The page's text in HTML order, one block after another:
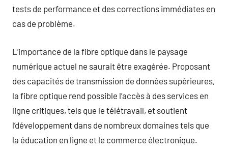
tests de performance et des corrections immédiates en
cas de problème.
L’importance de la fibre optique dans le paysage
numérique actuel ne saurait être exagérée. Proposant
des capacités de transmission de données supérieures,
la fibre optique rend possible l’accès à des services en
ligne critiques, tels que le télétravail, et soutient
l’développement dans de nombreux domaines tels que
la éducation en ligne et le commerce électronique.